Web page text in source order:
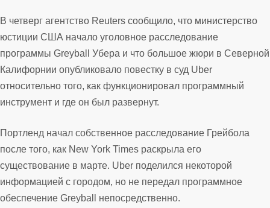
В четверг агентство Reuters сообщило, что министерство
юстиции США начало уголовное расследование
программы Greyball Убера и что большое жюри в Северной
Калифорнии опубликовало повестку в суд Uber
относительно того, как функционировал программный
инструмент и где он был развернут.
Портленд начал собственное расследование Грейбола
после того, как New York Times раскрыла его
существование в марте. Uber поделился некоторой
информацией с городом, но не передал программное
обеспечение Greyball непосредственно.